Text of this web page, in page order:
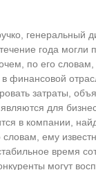
генеральный
года могли
по его словам,
затраты,
для
в компании,
ему
время
могут